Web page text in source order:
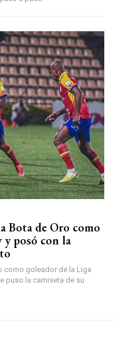
Bota de Oro como
y posó con la
como goleador de la Liga
puso la camiseta de su